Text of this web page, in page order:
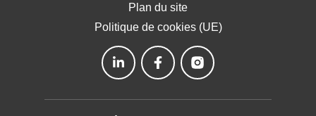
Plan du site
Politique de cookies (UE)